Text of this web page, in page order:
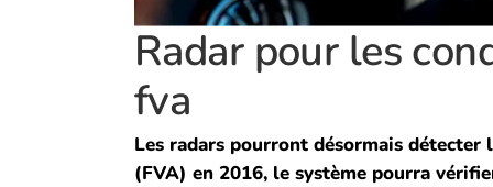
Radar pour les
fva
Les radars pourront désormais détecter
(FVA) en 2016, le système pourra